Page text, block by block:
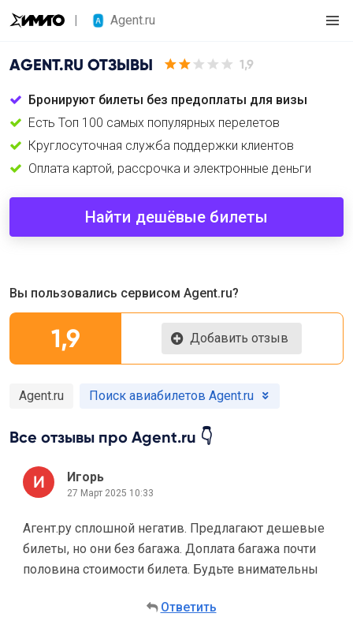
Agent.ru
AGENT.RU ОТЗЫВЫ 1,9
Бронируют билеты без предоплаты для визы
Есть Топ 100 самых популярных перелетов
Круглосуточная служба поддержки клиентов
Оплата картой, рассрочка и электронные деньги
Найти дешёвые билеты
Вы пользовались сервисом Agent.ru?
1,9 Добавить отзыв
Agent.ru Поиск авиабилетов Agent.ru
Все отзывы про Agent.ru 👇
Игорь
27 Март 2025 10:33
Агент.ру сплошной негатив. Предлагают дешевые
билеты, но они без багажа. Доплата багажа почти
половина стоимости билета. Будьте внимательны
Ответить